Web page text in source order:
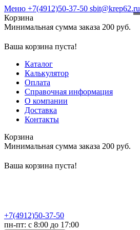
Меню +7(4912)50-37-50 sbit@krep62.ru
Корзина
Минимальная сумма заказа 200 руб.
Ваша корзина пуста!
Каталог
Калькулятор
Оплата
Справочная информация
О компании
Доставка
Контакты
Корзина
Минимальная сумма заказа 200 руб.
Ваша корзина пуста!
+7(4912)50-37-50
пн-пт: с 8:00 до 17:00